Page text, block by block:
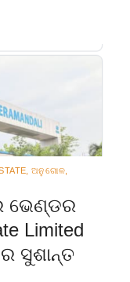
ଅନୁଗୋଳ
ଭେଣ୍ଡର
Limited
ସୁଶାନ୍ତ